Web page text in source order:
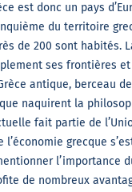
est donc un pays
du territoire
de 200 sont habités.
ses frontières
antique, berceau
naquirent la
fait partie de
grecque
l’importance
de nombreux